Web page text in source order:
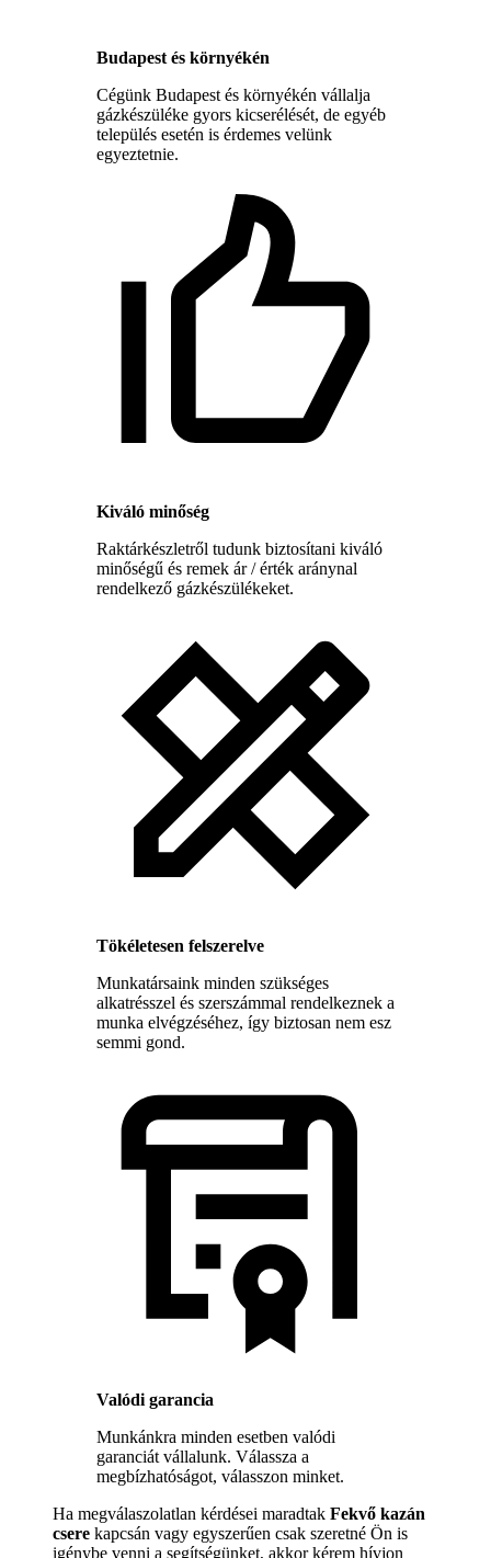
Budapest és környékén
Cégünk Budapest és környékén vállalja
gázkészüléke gyors kicserélését, de egyéb
település esetén is érdemes velünk
egyeztetnie.
Kiváló minőség
Raktárkészletről tudunk biztosítani kiváló
minőségű és remek ár / érték aránynal
rendelkező gázkészülékeket.
Tökéletesen felszerelve
Munkatársaink minden szükséges
alkatrésszel és szerszámmal rendelkeznek a
munka elvégzéséhez, így biztosan nem esz
semmi gond.
Valódi garancia
Munkánkra minden esetben valódi
garanciát vállalunk. Válassza a
megbízhatóságot, válasszon minket.
Ha megválaszolatlan kérdései maradtak Fekvő kazán
csere kapcsán vagy egyszerűen csak szeretné Ön is
igénybe venni a segítségünket, akkor kérem hívjon